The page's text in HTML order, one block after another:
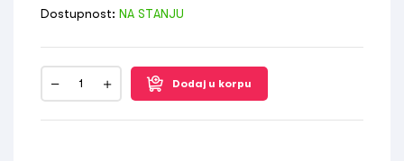
Dostupnost: NA STANJU
Dodaj u korpu